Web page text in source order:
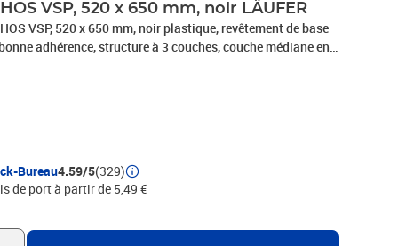
VSP, 520 x 650 mm, noir LÄUFER
VSP, 520 x 650 mm, noir plastique, revêtement de base
adhérence, structure à 3 couches, couche médiane en
nettoyable, recyclable, calendrier sur 3 années
film transparent, • structure à 3 couches, • revêtement de
pour plus de confort à l''écriture, • antidérapant, • couche
• nettoyable et entièrement recyclable, • accessoire:
de 3 années en format paysage • pour la pochette
20/21, Exemple d''utilisation:, - film transparent pour la
et autres
Bureau4.59/5(329)
de port à partir de 5,49 €